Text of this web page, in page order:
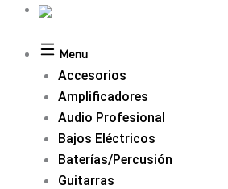
Menu
Accesorios
Amplificadores
Audio Profesional
Bajos Eléctricos
Baterías/Percusión
Guitarras